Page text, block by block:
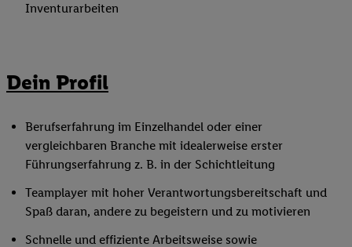
Inventurarbeiten
Dein Profil
Berufserfahrung im Einzelhandel oder einer
vergleichbaren Branche mit idealerweise erster
Führungserfahrung z. B. in der Schichtleitung
Teamplayer mit hoher Verantwortungsbereitschaft und
Spaß daran, andere zu begeistern und zu motivieren
Schnelle und effiziente Arbeitsweise sowie